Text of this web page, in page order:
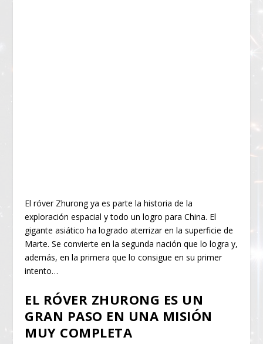
El róver Zhurong ya es parte la historia de la
exploración espacial y todo un logro para China. El
gigante asiático ha logrado aterrizar en la superficie de
Marte. Se convierte en la segunda nación que lo logra y,
además, en la primera que lo consigue en su primer
intento…
EL RÓVER ZHURONG ES UN
GRAN PASO EN UNA MISIÓN
MUY COMPLETA